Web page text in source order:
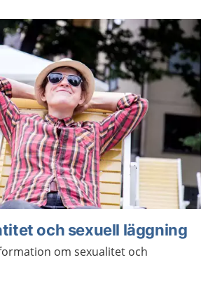
och stöd för att ta hand
och sexuell läggning
om sexualitet och